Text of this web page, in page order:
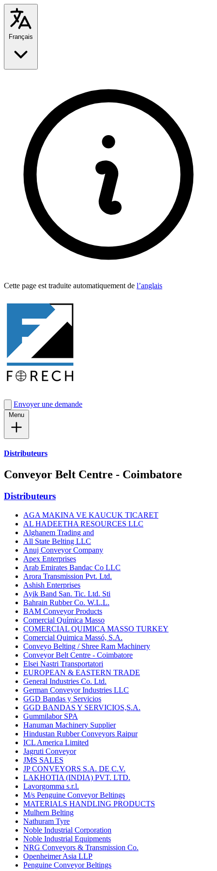
Cette page est traduite automa­tique­ment de l’anglais
Envoyer une demande
Distributeurs
Conveyor Belt Centre - Coimbatore
Distributeurs
AGA MAKINA VE KAUCUK TICARET
AL HADEETHA RESOURCES LLC
Alghanem Trading and
All State Belting LLC
Anuj Conveyor Company
Apex Enterprises
Arab Emirates Bandac Co LLC
Arora Transmission Pvt. Ltd.
Ashish Enterprises
Ayik Band San. Tic. Ltd. Sti
Bahrain Rubber Co. W.L.L.
BAM Conveyor Products
Comercial Química Masso
COMERCIAL QUIMICA MASSO TURKEY
Comercial Quimica Massó, S.A.
Conveyo Belting / Shree Ram Machinery
Conveyor Belt Centre - Coimbatore
Elsei Nastri Transportatori
EUROPEAN & EASTERN TRADE
General Industries Co. Ltd.
German Conveyor Industries LLC
GGD Bandas y Servicios
GGD BANDAS Y SERVICIOS,S.A.
Gummilabor SPA
Hanuman Machinery Supplier
Hindustan Rubber Conveyors Raipur
ICL America Limited
Jagruti Conveyor
JMS SALES
JP CONVEYORS S.A. DE C.V.
LAKHOTIA (INDIA) PVT. LTD.
Lavorgomma s.r.l.
M/s Penguine Conveyor Beltings
MATERIALS HANDLING PRODUCTS
Mulhern Belting
Nathuram Tyre
Noble Industrial Corporation
Noble Industrial Equipments
NRG Conveyors & Transmission Co.
Openheimer Asia LLP
Penguine Conveyor Beltings